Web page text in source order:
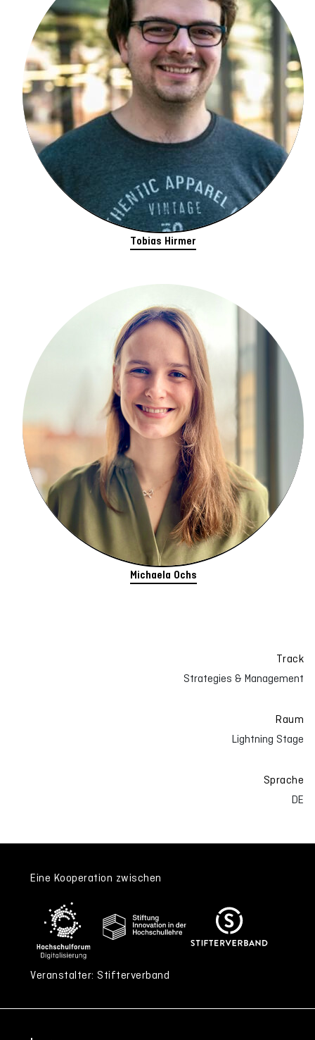
Tobias Hirmer
Michaela Ochs
Track
Strategies & Management
Raum
Lightning Stage
Sprache
DE
Eine Kooperation zwischen
Veranstalter: Stifterverband